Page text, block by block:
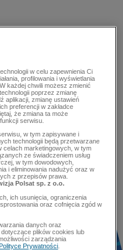
w celu zapewnienia Ci
profilowania i wyświetlania
każdej chwili możesz zmienić
poprzez zmianę
aplikacji, zmianę ustawień
preferencji w zakładce
że zmiana ta może
serwisu.
w tym zapisywane i
technologii będą przetwarzane
celach marketingowych, w tym
ze świadczeniem usług
w tym dowodowych,
i eliminowania nadużyć oraz w
z przepisów prawa.
Polsat sp. z o.o.
ich usunięcia, ograniczenia
oraz cofnięcia zgód w
danych oraz
plików cookies lub
zarządzania
Prywatności